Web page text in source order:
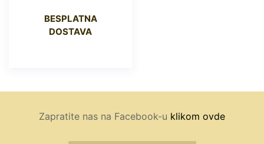
BESPLATNA
DOSTAVA
Zapratite nas na Facebook-u klikom ovde